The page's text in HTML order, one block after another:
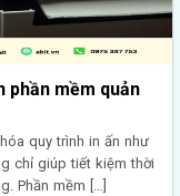
phần mềm quản
quy trình in ấn như
chỉ giúp tiết kiệm thời
Phần mềm […]